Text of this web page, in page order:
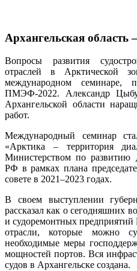
Архангельская область
Вопросы развития
отраслей в Арктической
международном
ПМЭФ-2022. Александр
Архангельской области
работ.
Международный семинар
«Арктика – территория
Министерством по развитию
РФ в рамках плана
совете в 2021–2023 годах.
В своем выступлении
рассказал как о сегодняшних
и судоремонтных предприятий
отрасли, которые можно
необходимые меры
мощностей портов. Вся
судов в Архангельске создана.